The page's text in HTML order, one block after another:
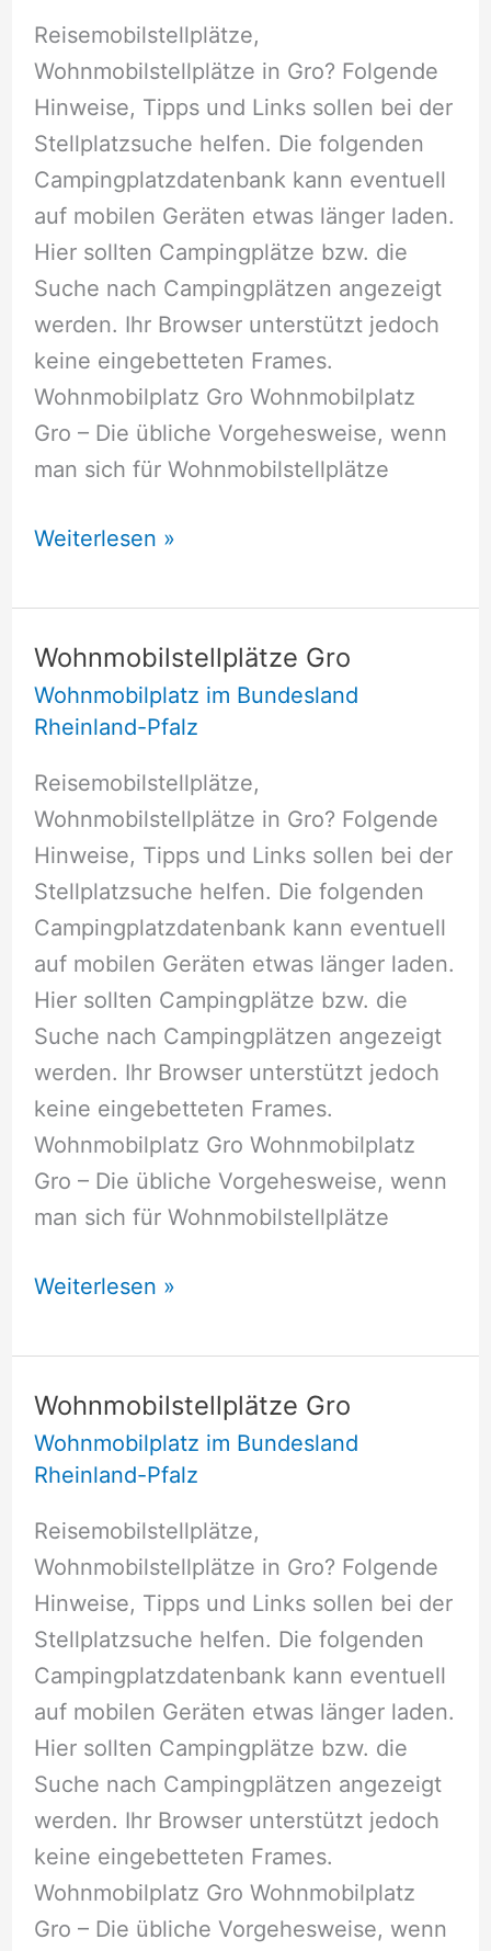
Reisemobilstellplätze,
Wohnmobilstellplätze in Gro? Folgende
Hinweise, Tipps und Links sollen bei der
Stellplatzsuche helfen. Die folgenden
Campingplatzdatenbank kann eventuell
auf mobilen Geräten etwas länger laden.
Hier sollten Campingplätze bzw. die
Suche nach Campingplätzen angezeigt
werden. Ihr Browser unterstützt jedoch
keine eingebetteten Frames.
Wohnmobilplatz Gro Wohnmobilplatz
Gro – Die übliche Vorgehesweise, wenn
man sich für Wohnmobilstellplätze
Wohnmobilstellplätze
Weiterlesen »
Wohnmobilstellplätze Gro
Wohnmobilplatz im Bundesland
Rheinland-Pfalz
Reisemobilstellplätze,
Wohnmobilstellplätze in Gro? Folgende
Hinweise, Tipps und Links sollen bei der
Stellplatzsuche helfen. Die folgenden
Campingplatzdatenbank kann eventuell
auf mobilen Geräten etwas länger laden.
Hier sollten Campingplätze bzw. die
Suche nach Campingplätzen angezeigt
werden. Ihr Browser unterstützt jedoch
keine eingebetteten Frames.
Wohnmobilplatz Gro Wohnmobilplatz
Gro – Die übliche Vorgehesweise, wenn
man sich für Wohnmobilstellplätze
Wohnmobilstellplätze
Weiterlesen »
Wohnmobilstellplätze Gro
Wohnmobilplatz im Bundesland
Rheinland-Pfalz
Reisemobilstellplätze,
Wohnmobilstellplätze in Gro? Folgende
Hinweise, Tipps und Links sollen bei der
Stellplatzsuche helfen. Die folgenden
Campingplatzdatenbank kann eventuell
auf mobilen Geräten etwas länger laden.
Hier sollten Campingplätze bzw. die
Suche nach Campingplätzen angezeigt
werden. Ihr Browser unterstützt jedoch
keine eingebetteten Frames.
Wohnmobilplatz Gro Wohnmobilplatz
Gro – Die übliche Vorgehesweise, wenn